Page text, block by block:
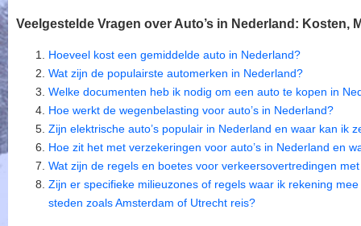
Veelgestelde Vragen over Auto’s in Nederland: Kosten,
Hoeveel kost een gemiddelde auto in Nederland?
Wat zijn de populairste automerken in Nederland?
Welke documenten heb ik nodig om een auto te kopen in
Hoe werkt de wegenbelasting voor auto’s in Nederland?
Zijn elektrische auto’s populair in Nederland en waar kan ik
Hoe zit het met verzekeringen voor auto’s in Nederland en
Wat zijn de regels en boetes voor verkeersovertredingen
Zijn er specifieke milieuzones of regels waar ik rekening
steden zoals Amsterdam of Utrecht reis?